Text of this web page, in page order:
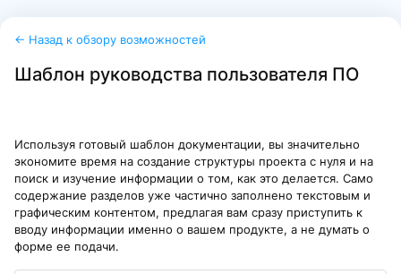
← Назад к обзору возможностей
Шаблон руководства пользователя ПО
Используя готовый шаблон документации, вы значительно
экономите время на создание структуры проекта с нуля и на
поиск и изучение информации о том, как это делается. Само
содержание разделов уже частично заполнено текстовым и
графическим контентом, предлагая вам сразу приступить к
вводу информации именно о вашем продукте, а не думать о
форме ее подачи.